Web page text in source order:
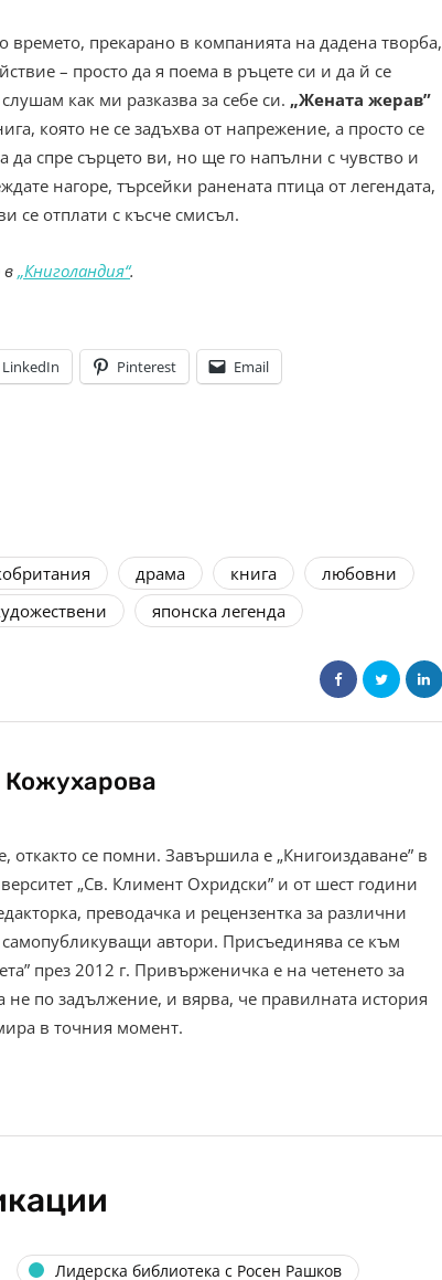
времето, прекарано в компанията на дадена творба,
– просто да я поема в ръцете си и да й се
как ми разказва за себе си. „Жената жерав”
която не се задъхва от напрежение, а просто се
да спре сърцето ви, но ще го напълни с чувство и
нагоре, търсейки ранената птица от легендата,
се отплати с късче смисъл.
„Книголандия“.
LinkedIn Pinterest Email
драма книга
любовни
японска легенда
Кожухарова
откакто се помни. Завършила е „Книгоиздаване” в
„Св. Климент Охридски” и от шест години
преводачка и рецензентка за различни
самопубликуващи автори. Присъединява се към
през 2012 г. Привърженичка е на четенето за
не по задължение, и вярва, че правилната история
в точния момент.
Лидерска библиотека с Росен Рашков